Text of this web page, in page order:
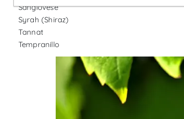
Sangiovese
Syrah (Shiraz)
Tannat
Tempranillo